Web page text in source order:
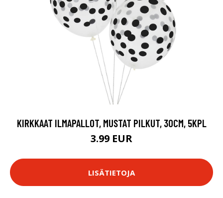
KIRKKAAT ILMAPALLOT, MUSTAT PILKUT, 30CM, 5KPL
3.99 EUR
LISÄTIETOJA